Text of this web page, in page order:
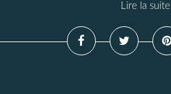
Lire la suite